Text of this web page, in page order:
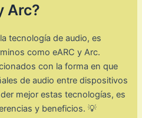
Arc?
tecnología de audio, es
como eARC y Arc.
con la forma en que
de audio entre dispositivos
mejor estas tecnologías, es
y beneficios. 💡